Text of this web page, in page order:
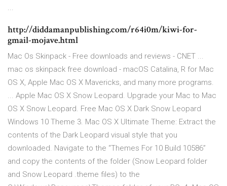
...
http://diddamanpublishing.com/r64i0m/kiwi-for-
gmail-mojave.html
Mac Os Skinpack - Free downloads and reviews - CNET ...
mac os skinpack free download - macOS Catalina, R for Mac
OS X, Apple Mac OS X Mavericks, and many more programs.
... Apple Mac OS X Snow Leopard. Upgrade your Mac to Mac
OS X Snow Leopard. Free Mac OS X Dark Snow Leopard
Windows 10 Theme 3. Mac OS X Ultimate Theme: Extract the
contents of the Dark Leopard visual style that you
downloaded. Navigate to the “Themes For 10 Build 10586”
and copy the contents of the folder (Snow Leopard folder
and Snow Leopard .theme files) to the